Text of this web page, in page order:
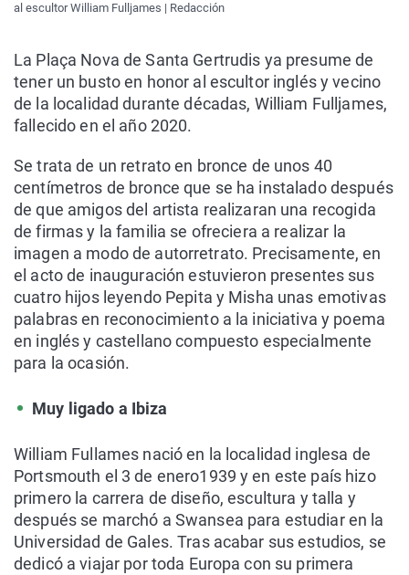
al escultor William Fulljames | Redacción
La Plaça Nova de Santa Gertrudis ya presume de
tener un busto en honor al escultor inglés y vecino
de la localidad durante décadas, William Fulljames,
fallecido en el año 2020.
Se trata de un retrato en bronce de unos 40
centímetros de bronce que se ha instalado después
de que amigos del artista realizaran una recogida
de firmas y la familia se ofreciera a realizar la
imagen a modo de autorretrato. Precisamente, en
el acto de inauguración estuvieron presentes sus
cuatro hijos leyendo Pepita y Misha unas emotivas
palabras en reconocimiento a la iniciativa y poema
en inglés y castellano compuesto especialmente
para la ocasión.
Muy ligado a Ibiza
William Fullames nació en la localidad inglesa de
Portsmouth el 3 de enero1939 y en este país hizo
primero la carrera de diseño, escultura y talla y
después se marchó a Swansea para estudiar en la
Universidad de Gales. Tras acabar sus estudios, se
dedicó a viajar por toda Europa con su primera